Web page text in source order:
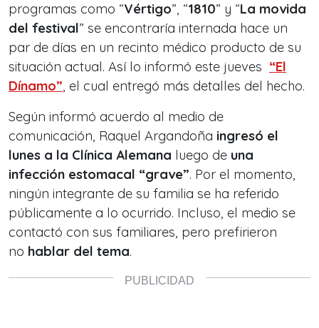
programas como “Vértigo”, “1810” y “La movida
del festival” se encontraría internada hace un
par de días en un recinto médico producto de su
situación actual. Así lo informó este jueves “El
Dínamo”, el cual entregó más detalles del hecho.
Según informó acuerdo al medio de
comunicación, Raquel Argandoña ingresó el
lunes a la Clínica Alemana luego de una
infección estomacal “grave”. Por el momento,
ningún integrante de su familia se ha referido
públicamente a lo ocurrido. Incluso, el medio se
contactó con sus familiares, pero prefirieron
no hablar del tema.